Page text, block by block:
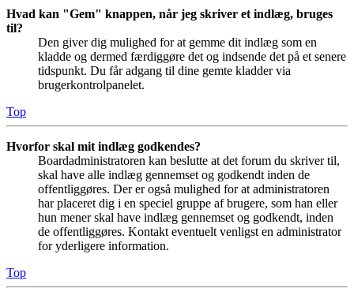
Hvad kan "Gem" knappen, når jeg skriver et indlæg, bruges
til?
Den giver dig mulighed for at gemme dit indlæg som en
kladde og dermed færdiggøre det og indsende det på et senere
tidspunkt. Du får adgang til dine gemte kladder via
brugerkontrolpanelet.
Top
Hvorfor skal mit indlæg godkendes?
Boardadministratoren kan beslutte at det forum du skriver til,
skal have alle indlæg gennemset og godkendt inden de
offentliggøres. Der er også mulighed for at administratoren
har placeret dig i en speciel gruppe af brugere, som han eller
hun mener skal have indlæg gennemset og godkendt, inden
de offentliggøres. Kontakt eventuelt venligst en administrator
for yderligere information.
Top